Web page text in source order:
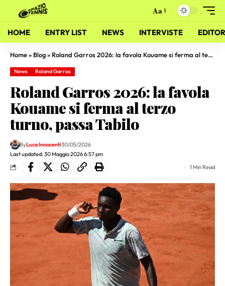
Aa
HOME ENTRY LIST NEWS INTERVISTE
Home» Blog» Roland Garros 2026: la favola Kouame si ferma al terzo turno, passa Tabilo
News Roland Garros
Roland Garros 2026: la favola
Kouame si ferma al terzo
turno, passa Tabilo
Last updated: 30 Maggio 2026 6:57 pm
ByLuca Innocenti30/05/2026
1 Min Read